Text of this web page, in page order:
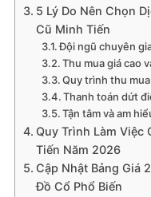
5 Lý Do Nên Chọn
Cũ Minh Tiến
Đội ngũ chuyên
Thu mua giá cao
Quy trình thu
Thanh toán dứt
Tận tâm và am
Quy Trình Làm Việc
Tiến Năm 2026
Cập Nhật Bảng Giá
Đồ Cổ Phổ Biến